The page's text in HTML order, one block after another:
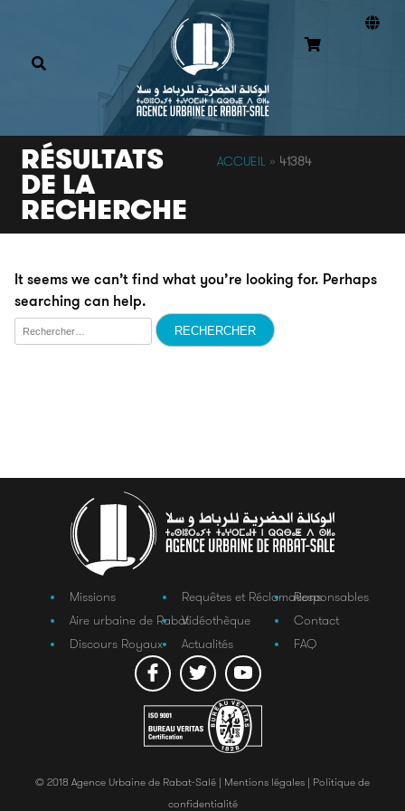
RÉSULTATS
DE LA
RECHERCHE
ACCUEIL » 41384
It seems we can’t find what you’re looking for. Perhaps
searching can help.
Rechercher :
Missions
Aire urbaine de Rabat
Discours Royaux
Requêtes et Réclamations
Vidéothèque
Actualités
Responsables
Contact
FAQ
© 2018 Agence Urbaine de Rabat-Salé | Mentions légales | Politique de
confidentialité